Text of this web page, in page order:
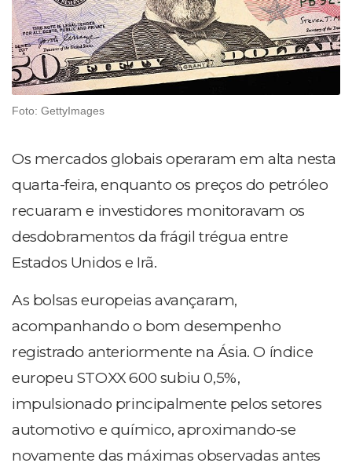
Foto: GettyImages
Os mercados globais operaram em alta nesta
quarta-feira, enquanto os preços do petróleo
recuaram e investidores monitoravam os
desdobramentos da frágil trégua entre
Estados Unidos e Irã.
As bolsas europeias avançaram,
acompanhando o bom desempenho
registrado anteriormente na Ásia. O índice
europeu STOXX 600 subiu 0,5%,
impulsionado principalmente pelos setores
automotivo e químico, aproximando-se
novamente das máximas observadas antes